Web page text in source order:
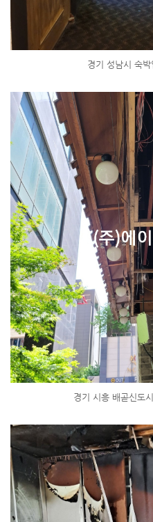
경기 성남시 숙
경기 시흥 배곧신도